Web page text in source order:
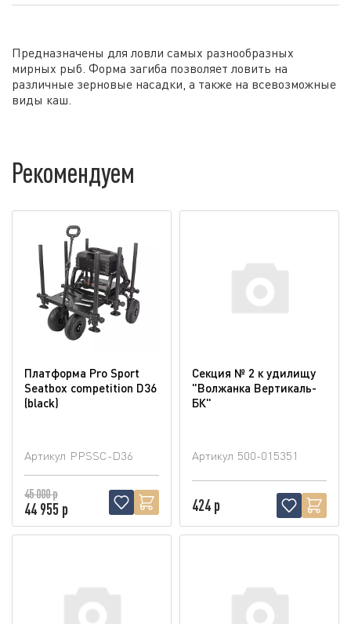
Предназначены для ловли самых разнообразных
мирных рыб. Форма загиба позволяет ловить на
различные зерновые насадки, а также на всевозможные
виды каш.
Рекомендуем
Платформа Pro Sport
Seatbox competition D36
(blaсk)
Артикул PPSSC-D36
45 000 р
44 955 р
Секция № 2 к удилищу
"Волжанка Вертикаль-
БК"
Артикул 500-015351
424 р